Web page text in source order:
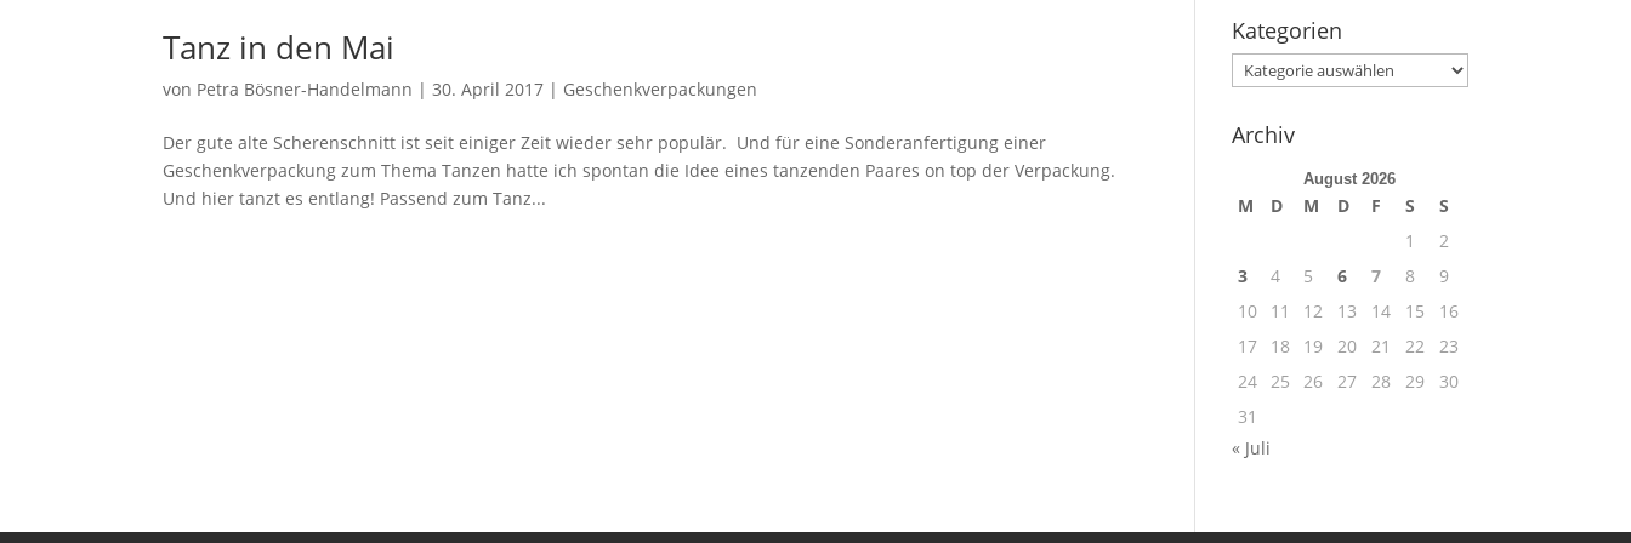
Tanz in den Mai
von Petra Bösner-Handelmann |30. April 2017 | Geschenkverpackungen
Der gute alte Scherenschnitt ist seit einiger Zeit wieder sehr populär. Und für eine Sonderanfertigung einer
Geschenkverpackung zum Thema Tanzen hatte ich spontan die Idee eines tanzenden Paares on top der Verpackung.
Und hier tanzt es entlang! Passend zum Tanz...
Kategorien
Kategorien
Archiv
August 2026
M D M D F S
S
1
2
3
4 5 6 7 8
9
10
11 12 13 14 15
16
17
18 19 20 21 22
23
24 25 26 27 28 29
30
31
« Juli